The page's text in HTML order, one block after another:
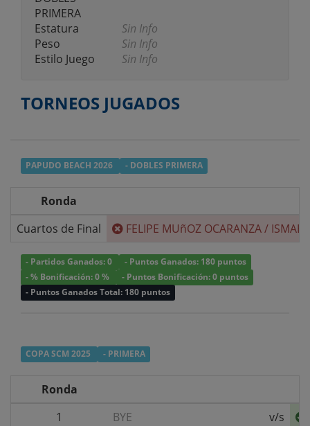
PRIMERA
Estatura
Sin Info
Peso
Sin Info
Estilo Juego
Sin Info
TORNEOS JUGADOS
PAPUDO BEACH 2026 - DOBLES PRIMERA
Ronda
Cuartos de Final
FELIPE MUñOZ OCARANZA/
- Partidos Ganados: 0
- Puntos Ganados: 180 puntos
- % Bonificación: 0 %
- Puntos Bonificación: 0 puntos
- Puntos Ganados Total: 180 puntos
COPA SCM 2025 - PRIMERA
Ronda
1
BYE v/s